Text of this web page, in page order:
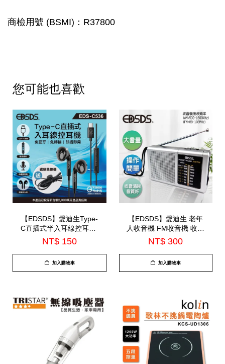
商檢用號 (BSMI)：R37800
您可能也喜歡
【EDSDS】愛迪生Type-
C直插式半入耳線控耳機-
內建麥克風(EDS-C536)
NT$ 150
加入購物車
【EDSDS】愛迪生 老年
人收音機 FM收音機 收音
機外接麥風(EDS-C474)
NT$ 300
加入購物車